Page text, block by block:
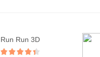
Run Run 3D